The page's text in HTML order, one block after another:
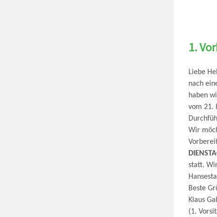
1.
Liebe
nach
haben
vom 21.
Wir
statt.
Beste
Klaus
(1.